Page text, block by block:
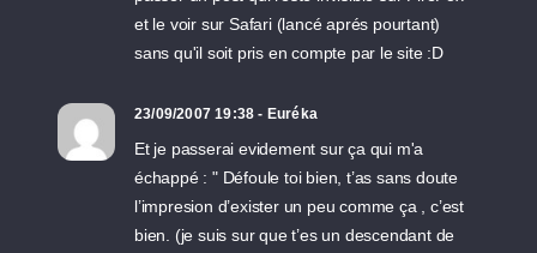
et le voir sur Safari (lancé aprés pourtant)
sans qu'il soit pris en compte par le site :D
23/09/2007 19:38 - Euréka
Et je passerai evidement sur ça qui m'a
échappé : " Défoule toi bien, t’as sans doute
l’impresion d’exister un peu comme ça , c’est
bien. (je suis sur que t’es un descendant de